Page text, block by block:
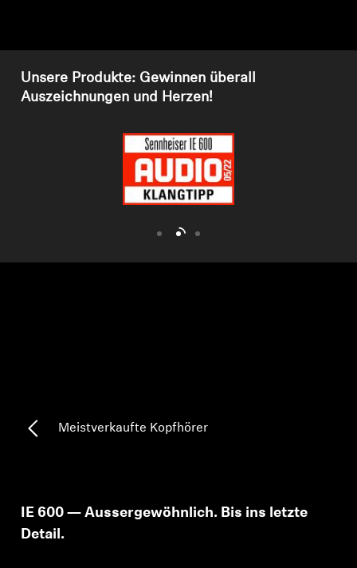
Hearing
Entdecken
Unsere Produkte: Gewinnen überall
Auszeichnungen und Herzen!
Meistverkaufte Kopfhörer
IE 600 — Aussergewöhnlich. Bis ins letzte
Detail.